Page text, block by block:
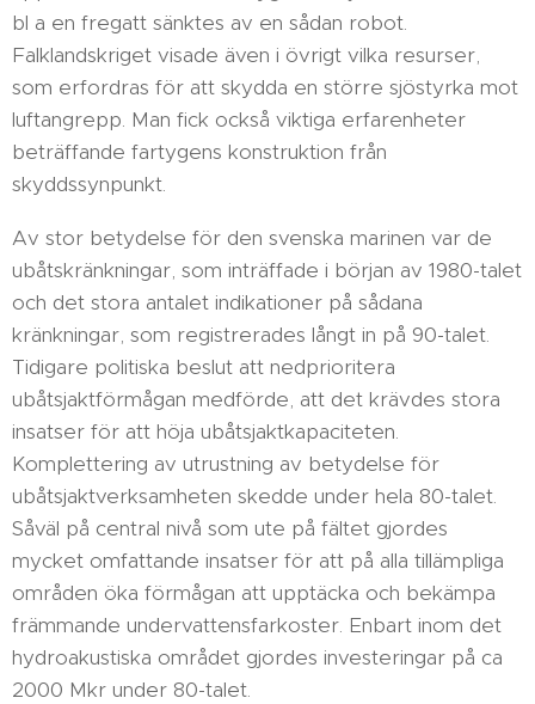
bl a en fregatt sänktes av en sådan robot.
Falklandskriget visade även i övrigt vilka resurser,
som erfordras för att skydda en större sjöstyrka mot
luftangrepp. Man fick också viktiga erfarenheter
beträffande fartygens konstruktion från
skyddssynpunkt.
Av stor betydelse för den svenska marinen var de
ubåtskränkningar, som inträffade i början av 1980-talet
och det stora antalet indikationer på sådana
kränkningar, som registrerades långt in på 90-talet.
Tidigare politiska beslut att nedprioritera
ubåtsjaktförmågan medförde, att det krävdes stora
insatser för att höja ubåtsjaktkapaciteten.
Komplettering av utrustning av betydelse för
ubåtsjaktverksamheten skedde under hela 80-talet.
Såväl på central nivå som ute på fältet gjordes
mycket omfattande insatser för att på alla tillämpliga
områden öka förmågan att upptäcka och bekämpa
främmande undervattensfarkoster. Enbart inom det
hydroakustiska området gjordes investeringar på ca
2000 Mkr under 80-talet.